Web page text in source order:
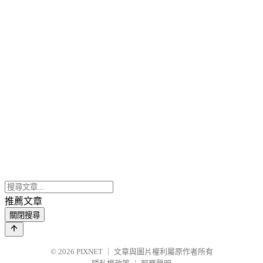
推薦文章
關閉搜尋
© 2026 PIXNET
文章與圖片權利屬原作者所有